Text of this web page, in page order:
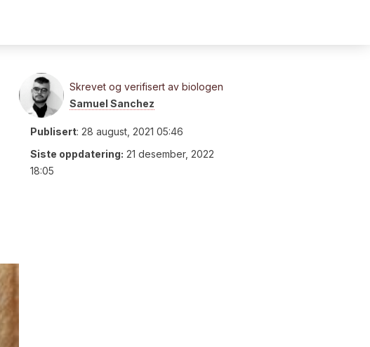
Skrevet og verifisert av biologen
Samuel Sanchez
Publisert: 28 august, 2021 05:46
Siste oppdatering: 21 desember, 2022
18:05